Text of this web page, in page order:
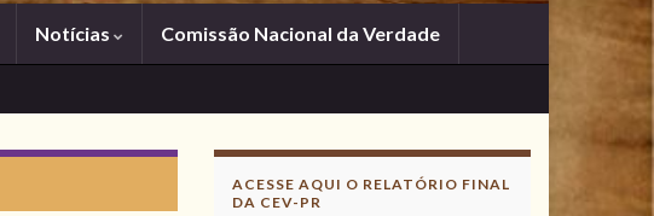
Notícias Comissão Nacional da Verdade
ACESSE AQUI O RELATÓRIO FINAL
DA CEV-PR
Acesse
aqui